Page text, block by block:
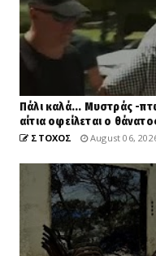
Πάλι καλά... Μυστράς -
αίτια οφείλεται ο
ΣΤΟΧΟΣ August 06,